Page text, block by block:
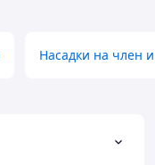
Насадки на член